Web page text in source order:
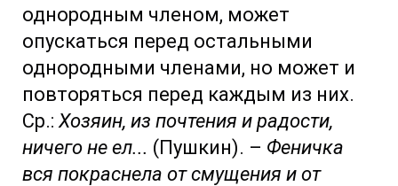
однородным членом, может
опускаться перед остальными
однородными членами, но может и
повторяться перед каждым из них.
Ср.: Хозяин, из почтения и радости,
ничего не ел... (Пушкин). – Феничка
вся покраснела от смущения и от